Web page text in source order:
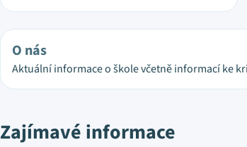
O nás
Aktuální informace o škole včetně informací ke
Zajímavé informace